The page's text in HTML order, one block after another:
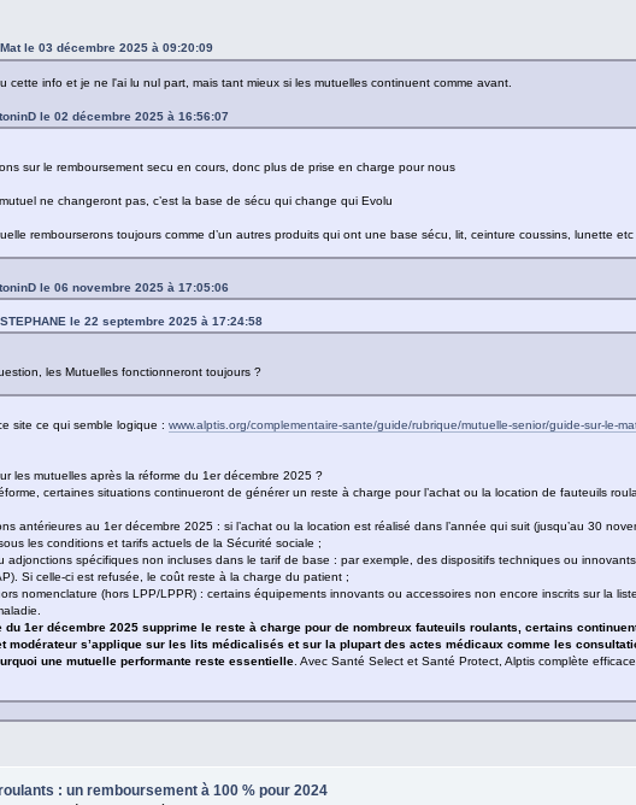
le 03 décembre 2025 à 09:20:09
cette info et je ne l'ai lu nul part, mais tant mieux si les mutuelles continuent comme avant.
le 02 décembre 2025 à 16:56:07
sur le remboursement secu en cours, donc plus de prise en charge pour nous
ne changeront pas, c’est la base de sécu qui change qui Evolu
rembourserons toujours comme d’un autres produits qui ont une base sécu, lit, ceinture coussins, lunette etc
le 06 novembre 2025 à 17:05:06
le 22 septembre 2025 à 17:24:58
les Mutuelles fonctionneront toujours ?
site ce qui semble logique : www.alptis.org/complementaire-sante/guide/rubrique/mutuelle-senior/guide-sur-le-
les mutuelles après la réforme du 1er décembre 2025 ?
certaines situations continueront de générer un reste à charge pour l’achat ou la location de fauteuils
antérieures au 1er décembre 2025 : si l’achat ou la location est réalisé dans l’année qui suit (jusqu’au 30
les conditions et tarifs actuels de la Sécurité sociale ;
adjonctions spécifiques non incluses dans le tarif de base : par exemple, des dispositifs techniques ou
Si celle-ci est refusée, le coût reste à la charge du patient ;
nomenclature (hors LPP/LPPR) : certains équipements innovants ou accessoires non encore inscrits sur la
du 1er décembre 2025 supprime le reste à charge pour de nombreux fauteuils roulants, certains
modérateur s’applique sur les lits médicalisés et sur la plupart des actes médicaux comme les
une mutuelle performante reste essentielle. Avec Santé Select et Santé Protect, Alptis complète
: un remboursement à 100 % pour 2024